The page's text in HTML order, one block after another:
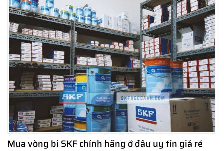
Mua vòng bi SKF chính hãng ở đâu uy tín giá rẻ